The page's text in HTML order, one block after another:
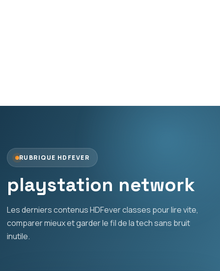
RUBRIQUE HDFEVER
playstation network
Les derniers contenus HDFever classes pour lire vite,
comparer mieux et garder le fil de la tech sans bruit
inutile.